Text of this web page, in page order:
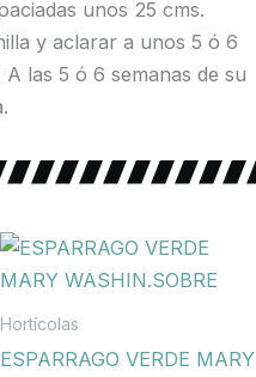
unos 25 cms.
y aclarar a unos 5 ó 6
las 5 ó 6 semanas de su
Hortícolas
ESPARRAGO VERDE MARY